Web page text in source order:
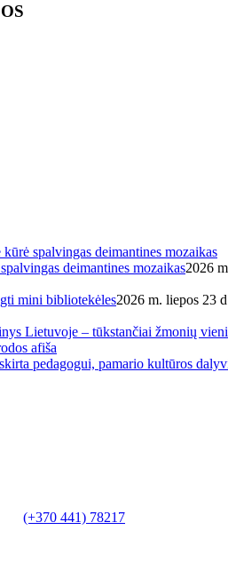
deimantines mozaikas2026
mini bibliotekėles2026 m. liepos 23
Lietuvoje – tūkstančiai žmonių
pedagogui, pamario kultūros
(+370 441) 78217